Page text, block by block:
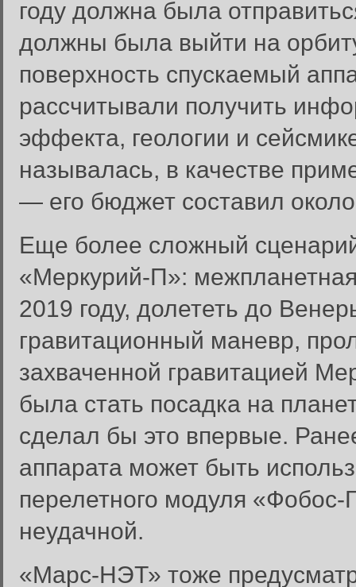
году должна была
должны была выйти на
поверхность спускаемый
рассчитывали получить
эффекта, геологии и
называлась, в качестве
— его бюджет составил
Еще более сложный
«Меркурий-П»:
2019 году, долететь до
гравитационный маневр,
захваченной гравитацией
была стать посадка на
сделал бы это впервые.
аппарата может быть
перелетного модуля
неудачной.
«Марс-НЭТ» тоже